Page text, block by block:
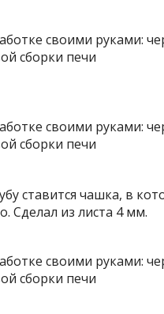
ставится чашка, в
Сделал из листа 4 мм.